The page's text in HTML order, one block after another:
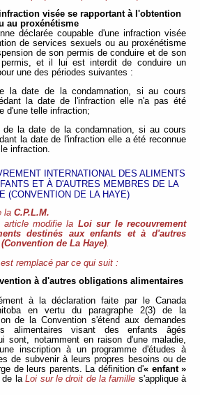
visée se rapportant à l'obtention
au proxénétisme
déclarée coupable d'une infraction visée
de services sexuels ou au proxénétisme
de son permis de conduire et de son
et il lui est interdit de conduire un
une des périodes suivantes :
la date de la condamnation, si au cours
la date de l'infraction elle n'a pas été
d'une telle infraction;
la date de la condamnation, si au cours
la date de l'infraction elle a été reconnue
infraction.
INTERNATIONAL DES ALIMENTS
ET À D'AUTRES MEMBRES DE LA
(CONVENTION DE LA HAYE)
la C.P.L.M.
article modifie la Loi sur le recouvrement
destinés aux enfants et à d'autres
de La Haye).
remplacé par ce qui suit :
à d'autres obligations alimentaires
à la déclaration faite par le Canada
en vertu du paragraphe 2(3) de la
de la Convention s'étend aux demandes
alimentaires visant des enfants âgés
sont, notamment en raison d'une maladie,
inscription à un programme d'études à
de subvenir à leurs propres besoins ou de
de leurs parents. La définition d'« enfant »
de laLoi sur le droit de la famille s'applique à